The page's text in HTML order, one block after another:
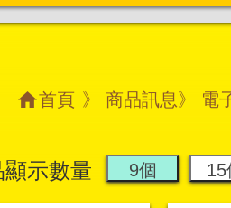
首頁 》 商品訊息》 電
顯示數量